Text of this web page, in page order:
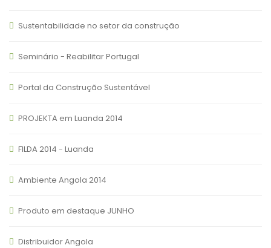
Sustentabilidade no setor da construção
Seminário - Reabilitar Portugal
Portal da Construção Sustentável
PROJEKTA em Luanda 2014
FILDA 2014 - Luanda
Ambiente Angola 2014
Produto em destaque JUNHO
Distribuidor Angola